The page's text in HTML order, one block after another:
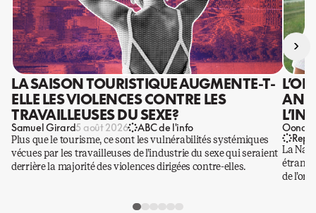
LA SAISON TOURISTIQUE AUGMENTE-T-
ELLE LES VIOLENCES CONTRE LES
TRAVAILLEUSES DU SEXE?
Samuel Girard5 août 2026 ABC de l'info
Plus que le tourisme, ce sont les vulnérabilités systémiques
vécues par les travailleuses de l’industrie du sexe qui seraient
derrière la majorité des violences dirigées contre-elles.
Oona
La
de l’or.
›